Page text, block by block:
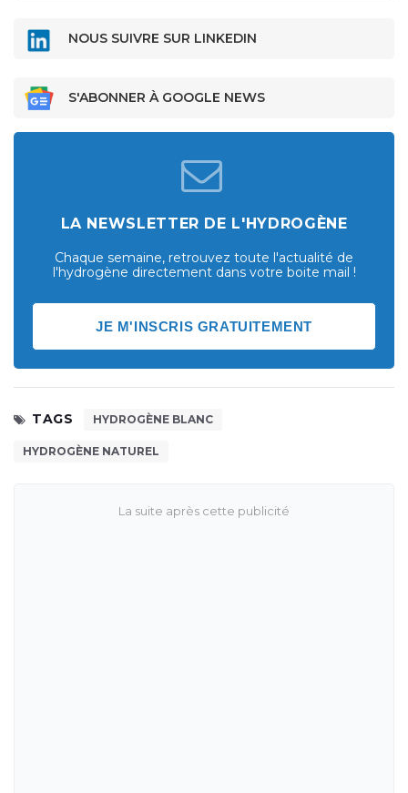
NOUS SUIVRE SUR LINKEDIN
S'ABONNER À GOOGLE NEWS
LA NEWSLETTER DE L'HYDROGÈNE
Chaque semaine, retrouvez toute l'actualité de
l'hydrogène directement dans votre boite mail !
JE M'INSCRIS GRATUITEMENT
TAGS HYDROGÈNE BLANC
HYDROGÈNE NATUREL